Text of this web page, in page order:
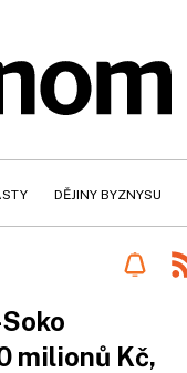
DĚJINY BYZNYSU
milionů Kč,